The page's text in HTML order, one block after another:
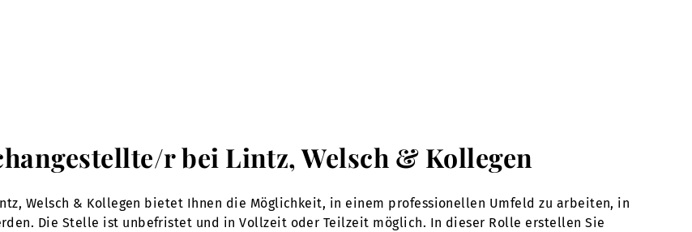
r bei Lintz, Welsch & Kollegen
Welsch & Kollegen bietet Ihnen die Möglichkeit, in einem professionellen Umfeld zu arbeiten, in
Die Stelle ist unbefristet und in Vollzeit oder Teilzeit möglich. In dieser Rolle erstellen Sie